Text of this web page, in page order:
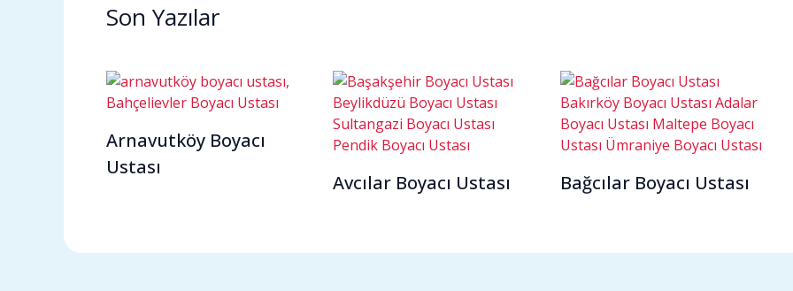
Son Yazılar
Arnavutköy Boyacı
Ustası
Avcılar Boyacı Ustası Bağcılar Boyacı Ustası